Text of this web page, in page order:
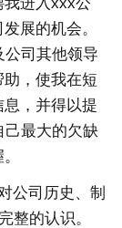
展的机会。
司其他领导
，使我在短
，并得以提
己最大的欠缺
司历史、制
整的认识。